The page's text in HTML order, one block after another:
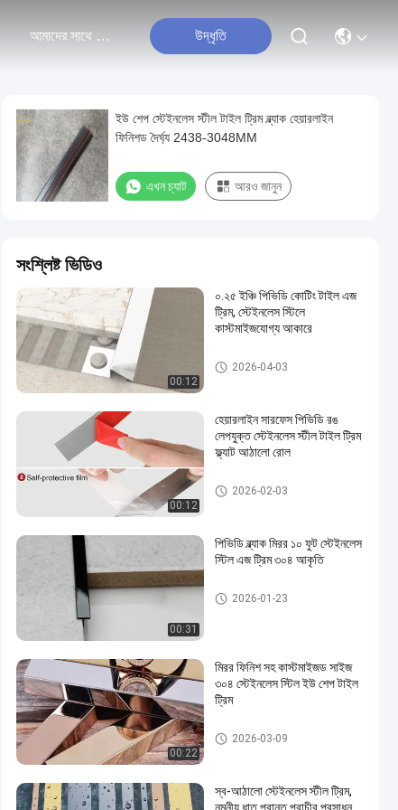
আমাদের সাথে যোগাযোগ করুন উদ্ধৃতি
ইউ শেপ স্টেইনলেস স্টীল টাইল ট্রিম ব্ল্যাক হেয়ারলাইন
ফিনিশড দৈর্ঘ্য 2438-3048MM
এখন চ্যাট আরও জানুন
সংশ্লিষ্ট ভিডিও
00:12
০.২৫ ইঞ্চি পিভিডি কোটিং টাইল এজ
ট্রিম, স্টেইনলেস স্টিলে
কাস্টমাইজযোগ্য আকারে
স্টেইনলেস স্টীল টালি ছাঁটা
2026-04-03
00:12
হেয়ারলাইন সারফেস পিভিডি রঙ
লেপযুক্ত স্টেইনলেস স্টীল টাইল ট্রিম
ফ্ল্যাট আঠালো রোল
স্টেইনলেস স্টীল টালি ছাঁটা
2026-02-03
00:31
পিভিডি ব্ল্যাক মিরর ১০ ফুট স্টেইনলেস
স্টিল এজ ট্রিম ৩০৪ আকৃতি
স্টেইনলেস স্টীল টালি ছাঁটা
2026-01-23
00:22
মিরর ফিনিশ সহ কাস্টমাইজড সাইজ
৩০৪ স্টেইনলেস স্টিল ইউ শেপ টাইল
ট্রিম
স্টেইনলেস স্টীল টালি ছাঁটা
2026-03-09
স্ব-আঠালো স্টেইনলেস স্টীল ট্রিম,